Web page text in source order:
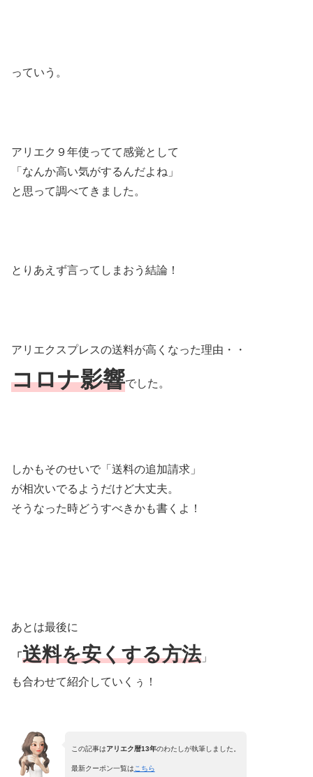
っていう。
アリエク９年使ってて感覚として
「なんか高い気がするんだよね」
と思って調べてきました。
とりあえず言ってしまおう結論！
アリエクスプレスの送料が高くなった理由・・
コロナ影響でした。
しかもそのせいで「送料の追加請求」
が相次いでるようだけど大丈夫。
そうなった時どうすべきかも書くよ！
あとは最後に
「 送料を安くする方法」
も合わせて紹介していくぅ！
この記事はアリエク暦13年のわたしが執筆しました。
最新クーポン一覧は こちら